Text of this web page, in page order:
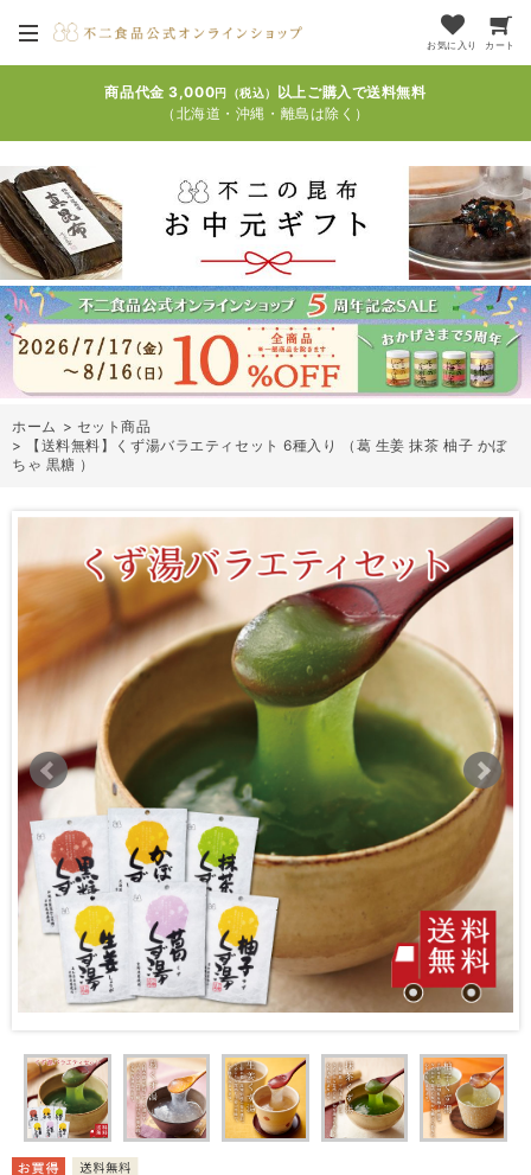
お気に入り カート
商品代金 3,000円（税込）
以上ご購入で送料無料
（北海道・沖縄・離島は除く）
ホーム > セット商品
>
【送料無料】くず湯バラエティセット 6種入り （葛 生姜 抹茶 柚子 かぼ
ちゃ 黒糖 ）